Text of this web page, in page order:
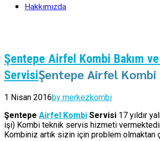
Hakkımızda
Şentepe Airfel Kombi Bakım
ServisiŞentepe Airfel Kombi
1 Nisan 2016by merkezkombi
Şentepe Airfel Kombi Servisi 17 yıldır
işi) Kombi teknik servis hizmeti
Kombiniz artık sizin için problem olmaktan